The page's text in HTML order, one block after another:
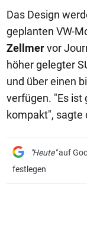
Das Design
geplanten VW-
Zellmervor
höher gelegter
und über einen
verfügen. "Es ist
kompakt", sagte
"Heute"auf
festlegen